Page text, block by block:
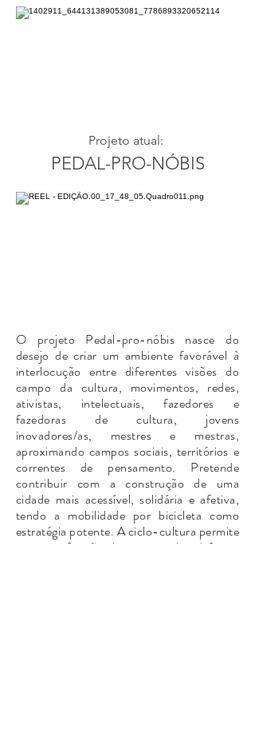
Projeto atual:
PEDAL-PRO-NÓBIS
O projeto Pedal-pro-nóbis nasce do
desejo de criar um ambiente favorável à
interlocução entre diferentes visões do
campo da cultura, movimentos, redes,
ativistas, intelectuais, fazedores e
fazedoras de cultura, jovens
inovadores/as, mestres e mestras,
aproximando campos sociais, territórios e
correntes de pensamento. Pretende
contribuir com a construção de uma
cidade mais acessível, solidária e afetiva,
tendo a mobilidade por bicicleta como
estratégia potente. A ciclo-cultura permite
a ressignificação do espaço, de tal forma